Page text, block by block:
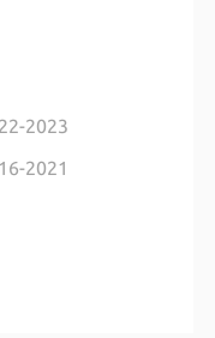
2023
2021